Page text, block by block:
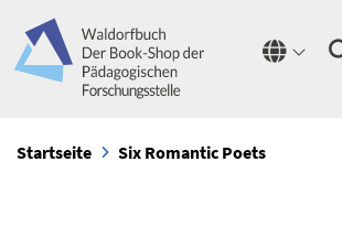
Startseite Six Romantic Poets